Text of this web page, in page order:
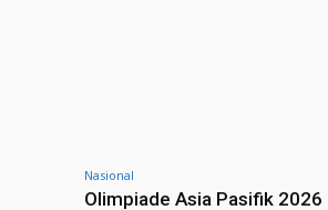
Nasional
Olimpiade Asia Pasifik 2026